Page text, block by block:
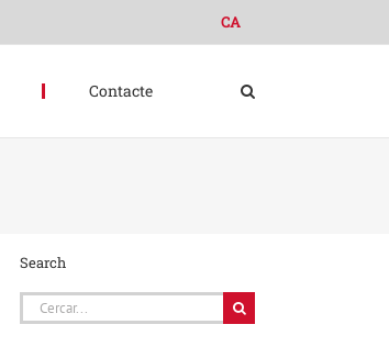
CA
Contacte
Search
Cerca
…